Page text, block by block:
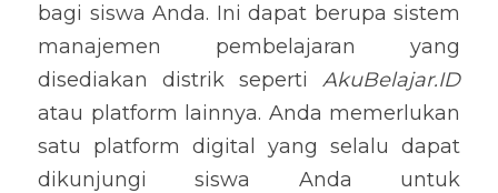
bagi siswa Anda. Ini dapat berupa sistem
manajemen pembelajaran yang
disediakan distrik seperti AkuBelajar.ID
atau platform lainnya. Anda memerlukan
satu platform digital yang selalu dapat
dikunjungi siswa Anda untuk